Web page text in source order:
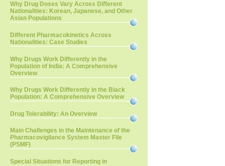
Why Drug Doses Vary Across Different
Nationalities: Korean, Japanese, and Other
Asian Populations
Different Pharmacokinetics Across
Nationalities: Case Studies
Why Drugs Work Differently in the
Population of India: A Comprehensive
Overview
Why Drugs Work Differently in the Black
Population: A Comprehensive Overview
Drug Tolerability: An Overview
Main Challenges in the Maintenance of the
Pharmacovigilance System Master File
(PSMF)
Special Situations for Reporting in